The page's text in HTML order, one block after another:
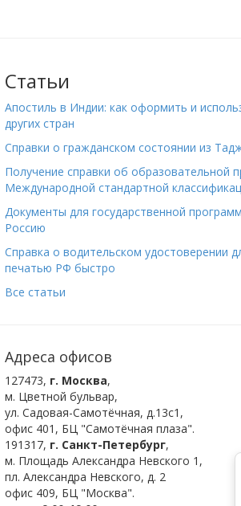
Статьи
Апостиль в Индии: как оформить и
других стран
Справки о гражданском состоянии из
Получение справки об образовательной
Международной стандартной
Документы для государственной
Россию
Справка о водительском удостоверении
печатью РФ быстро
Все статьи
Адреса офисов
127473, г. Москва,
м. Цветной бульвар,
ул. Садовая-Самотёчная, д.13с1,
офис 401, БЦ "Самотёчная плаза".
191317, г. Санкт-Петербург,
м. Площадь Александра Невского 1 ,
пл. Александра Невского, д. 2
офис 409, БЦ "Москва".